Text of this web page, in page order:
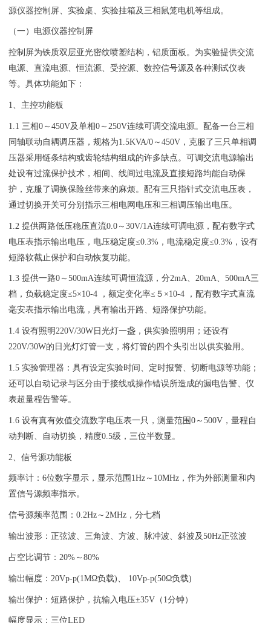
源仪器控制屏、实验桌、实验挂箱及三相鼠笼电机等组成。
（一）电源仪器控制屏
控制屏为铁质双层亚光密纹喷塑结构，铝质面板。为实验提供交流
电源、直流电源、恒流源、受控源、数控信号源及各种测试仪表
等。具体功能如下：
1、主控功能板
1.1 三相0～450V及单相0～250V连续可调交流电源。配备一台三相
同轴联动自耦调压器，规格为1.5KVA/0～450V，克服了三只单相调
压器采用链条结构或齿轮结构组成的许多缺点。可调交流电源输出
处设有过流保护技术，相间、线间过电流及直接短路均能自动保
护，克服了调换保险丝带来的麻烦。配有三只指针式交流电压表，
通过切换开关可分别指示三相电网电压和三相调压输出电压。
1.2 提供两路低压稳压直流0.0～30V/1A连续可调电源，配有数字式
电压表指示输出电压，电压稳定度≤0.3%，电流稳定度≤0.3%，设有
短路软截止保护和自动恢复功能。
1.3 提供一路0～500mA连续可调恒流源，分2mA、20mA、500mA三
档，负载稳定度≤5×10-4 ，额定变化率≤５×10-4 ，配有数字式直流
毫安表指示输出电流，具有输出开路、短路保护功能。
1.4 设有照明220V/30W日光灯一盏，供实验照明用；还设有
220V/30W的日光灯灯管一支，将灯管的四个头引出以供实验用。
1.5 实验管理器：具有设定实验时间、定时报警、切断电源等功能；
还可以自动记录与区分由于接线或操作错误所造成的漏电告警、仪
表超量程告警等。
1.6 设有真有效值交流数字电压表一只，测量范围0～500V，量程自
动判断、自动切换，精度0.5级，三位半数显。
2、信号源功能板
频率计：6位数字显示，显示范围1Hz～10MHz，作为外部测量和内
置信号源频率指示。
信号源频率范围：0.2Hz～2MHz，分七档
输出波形：正弦波、三角波、方波、脉冲波、斜波及50Hz正弦波
占空比调节：20%～80%
输出幅度：20Vp-p(1MΩ负载)、 10Vp-p(50Ω负载)
输出保护：短路保护，抗输入电压±35V（1分钟）
幅度显示：三位LED